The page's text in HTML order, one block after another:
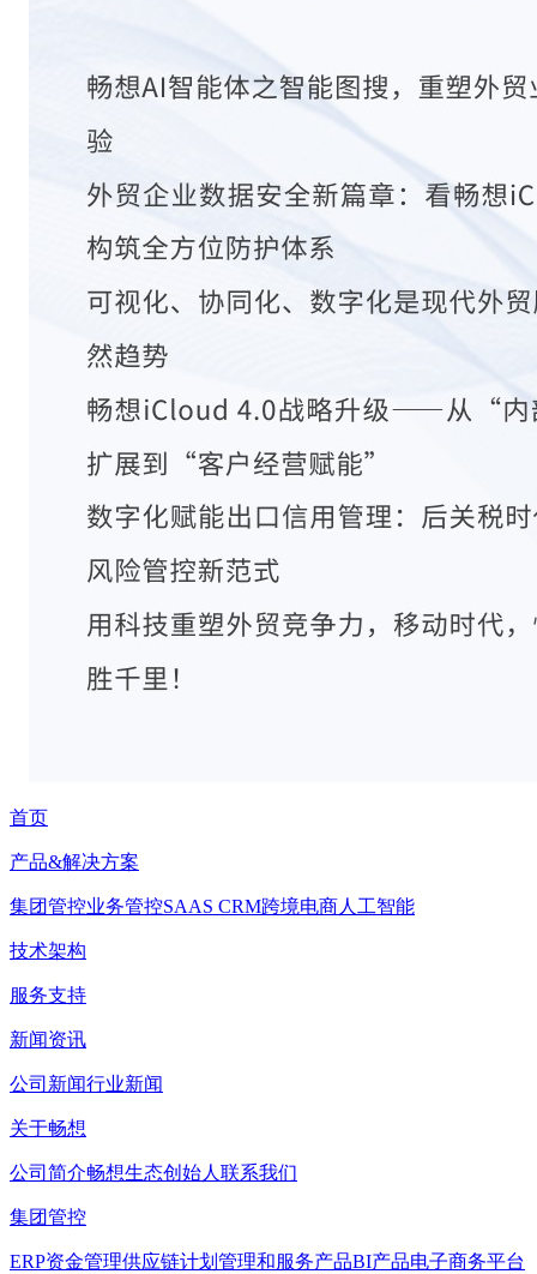
首页
产品&解决方案
集团管控业务管控SAAS CRM跨境电商人工智能
技术架构
服务支持
新闻资讯
公司新闻行业新闻
关于畅想
公司简介畅想生态创始人 联系我们
集团管控
ERP资金管理供应链计划管理和服务产品BI产品电子商务平台